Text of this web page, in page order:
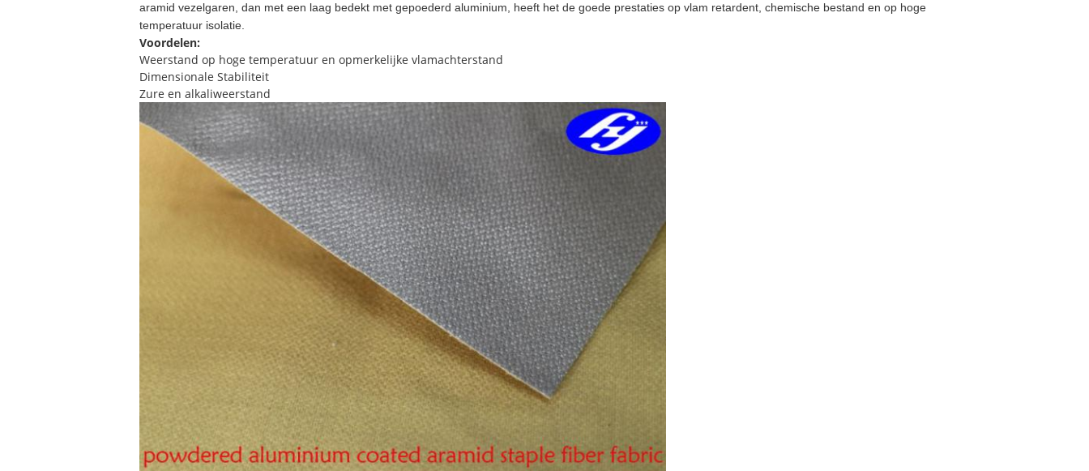
aramid vezelgaren, dan met een laag bedekt met gepoederd aluminium, heeft het de goede prestaties op vlam retardent, chemische bestand en op hoge
temperatuur isolatie.
Voordelen:
Weerstand op hoge temperatuur en opmerkelijke vlamachterstand
Dimensionale Stabiliteit
Zure en alkaliweerstand